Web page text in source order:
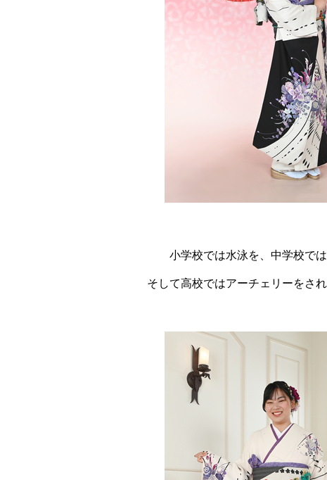
小学校では水泳を、中学校では
そして高校ではアーチェリーをさ